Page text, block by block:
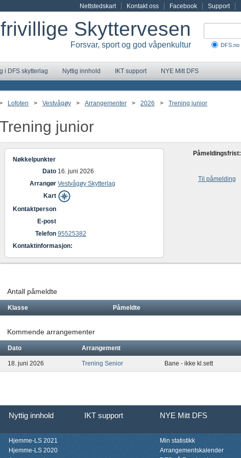
Nettstedskart Kontakt oss Facebook Support
Skyttervesen
Forsvar, sport og god våpenkultur DFS.no
i DFS skytterlag Nyttig innhold IKT support NYE Mitt DFS
Lofoten > Vestvågøy > Arrangementer > 2026 > Trening junior
Trening junior
Nøkkelpunkter
Dato 16. juni 2026
Arrangør Vestvågøy Skytterlag
Kart
Kontaktperson
E-post
Telefon 95525382
Kontaktinformasjon:
Påmeldingsfrist:
Til påmelding
Antall påmeldte
Klasse Påmeldte
Kommende arrangementer
Dato Arrangement
18. juni 2026 Trening Senior Bane - ikke kl.sett
Nyttig innhold IKT support NYE Mitt DFS
Hjemme-LS 2021
Hjemme-LS 2020
Min statistikk
Arrangementskalender